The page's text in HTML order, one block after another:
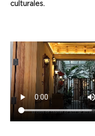
culturales.